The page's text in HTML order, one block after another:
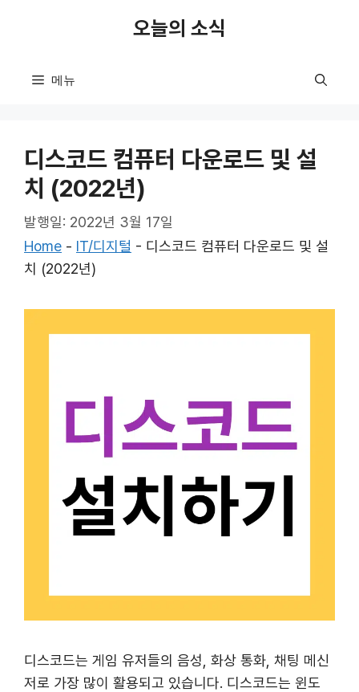
오늘의 소식
메뉴
디스코드 컴퓨터 다운로드 및 설
치 (2022년)
발행일: 2022년 3월 17일
Home - IT/디지털 - 디스코드 컴퓨터 다운로드 및 설
치 (2022년)
디스코드는 게임 유저들의 음성, 화상 통화, 채팅 메신
저로 가장 많이 활용되고 있습니다. 디스코드는 윈도